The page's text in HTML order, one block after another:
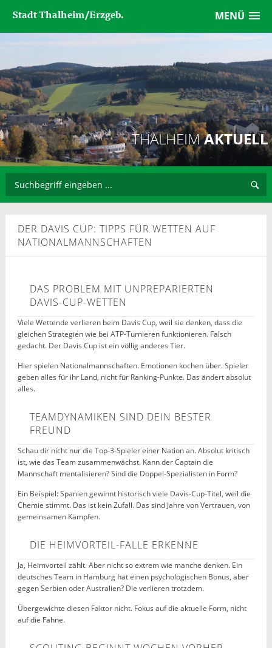
MENÜ
Stadt Thalheim/Erzgeb.
THALHEIMAKTUELL
DER DAVIS CUP: TIPPS FÜR WETTEN AUF
NATIONALMANNSCHAFTEN
DAS PROBLEM MIT UNPREPARIERTEN
DAVIS-CUP-WETTEN
Viele Wettende verlieren beim Davis Cup, weil sie denken, dass die
gleichen Strategien wie bei ATP-Turnieren funktionieren. Falsch
gedacht. Der Davis Cup ist ein völlig anderes Tier.
Hier spielen Nationalmannschaften. Emotionen kochen über. Spieler
geben alles für ihr Land, nicht für Ranking-Punkte. Das ändert absolut
alles.
TEAMDYNAMIKEN SIND DEIN BESTER
FREUND
Schau dir nicht nur die Top-3-Spieler einer Nation an. Absolut kritisch
ist, wie das Team zusammenwächst. Kann der Captain die
Mannschaft mentalisieren? Sind die Doppel-Spezialisten in Form?
Ein Beispiel: Spanien gewinnt historisch viele Davis-Cup-Titel, weil die
Chemie stimmt. Das ist kein Zufall. Das sind Jahre von Vertrauen, von
gemeinsamen Kämpfen.
DIE HEIMVORTEIL-FALLE ERKENNE
Ja, Heimvorteil zählt. Aber nicht so extrem wie manche denken. Ein
deutsches Team in Hamburg hat einen psychologischen Bonus, aber
gegen Serbien oder Australien? Die verlieren trotzdem.
Übergewichte diesen Faktor nicht. Fokus auf die aktuelle Form, nicht
auf die Fahne.